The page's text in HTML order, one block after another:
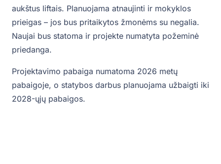
aukštus liftais. Planuojama atnaujinti ir mokyklos
prieigas – jos bus pritaikytos žmonėms su negalia.
Naujai bus statoma ir projekte numatyta požeminė
priedanga.
Projektavimo pabaiga numatoma 2026 metų
pabaigoje, o statybos darbus planuojama užbaigti iki
2028-ųjų pabaigos.